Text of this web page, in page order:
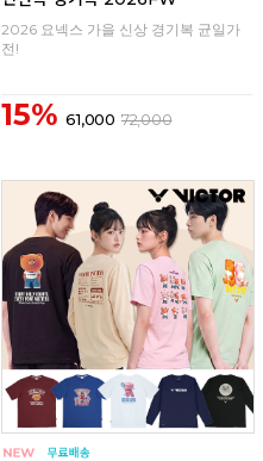
2026 요넥스 가을 신상 경기복 균일가
전!
15% 61,000 72,000